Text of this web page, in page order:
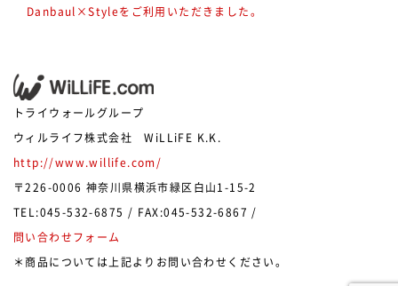
Danbaul×Styleをご利用いただきました。
トライウォールグループ
ウィルライフ株式会社 WiLLiFE K.K.
http://www.willife.com/
〒226-0006 神奈川県横浜市緑区白山1-15-2
TEL:045-532-6875 / FAX:045-532-6867 /
問い合わせフォーム
＊商品については上記よりお問い合わせください。